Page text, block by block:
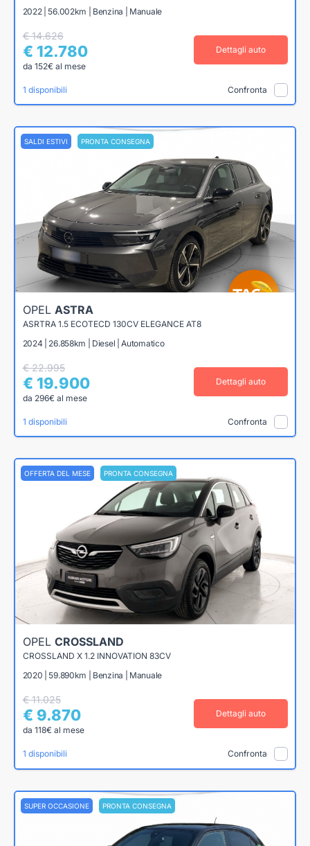
2022 | 56.002km | Benzina | Manuale
€ 14.626
€ 12.780
da 152€ al mese
Dettagli auto
1 disponibili Confronta
SALDI ESTIVI PRONTA CONSEGNA
OPEL ASTRA
ASRTRA 1.5 ECOTECD 130CV ELEGANCE AT8
2024 | 26.858km | Diesel | Automatico
€ 22.995
€ 19.900
da 296€ al mese
Dettagli auto
1 disponibili Confronta
OFFERTA DEL MESE PRONTA CONSEGNA
OPEL CROSSLAND
CROSSLAND X 1.2 INNOVATION 83CV
2020 | 59.890km | Benzina | Manuale
€ 11.025
€ 9.870
da 118€ al mese
Dettagli auto
1 disponibili Confronta
SUPER OCCASIONE PRONTA CONSEGNA